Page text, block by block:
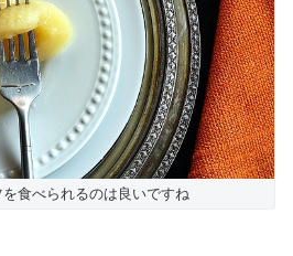
食べられるのは良いですね